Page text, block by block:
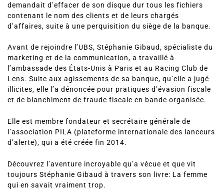
demandait d’effacer de son disque dur tous les fichiers
contenant le nom des clients et de leurs chargés
d’affaires, suite à une perquisition du siège de la banque.
Avant de rejoindre l’UBS, Stéphanie Gibaud, spécialiste du
marketing et de la communication, a travaillé à
l’ambassade des États-Unis à Paris et au Racing Club de
Lens. Suite aux agissements de sa banque, qu’elle a jugé
illicites, elle l’a dénoncée pour pratiques d’évasion fiscale
et de blanchiment de fraude fiscale en bande organisée.
Elle est membre fondateur et secrétaire générale de
l’association PILA (plateforme internationale des lanceurs
d’alerte), qui a été créée fin 2014.
Découvrez l’aventure incroyable qu’a vécue et que vit
toujours Stéphanie Gibaud à travers son livre: La femme
qui en savait vraiment trop.